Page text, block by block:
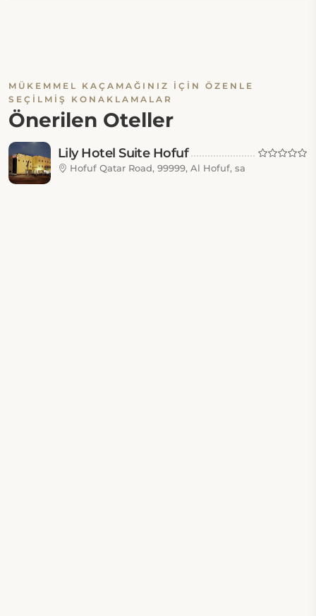
MÜKEMMEL KAÇAMAĞINIZ İÇIN ÖZENLE
SEÇILMIŞ KONAKLAMALAR
Önerilen Oteller
Lily Hotel Suite Hofuf
Hofuf Qatar Road, 99999, Al Hofuf, sa